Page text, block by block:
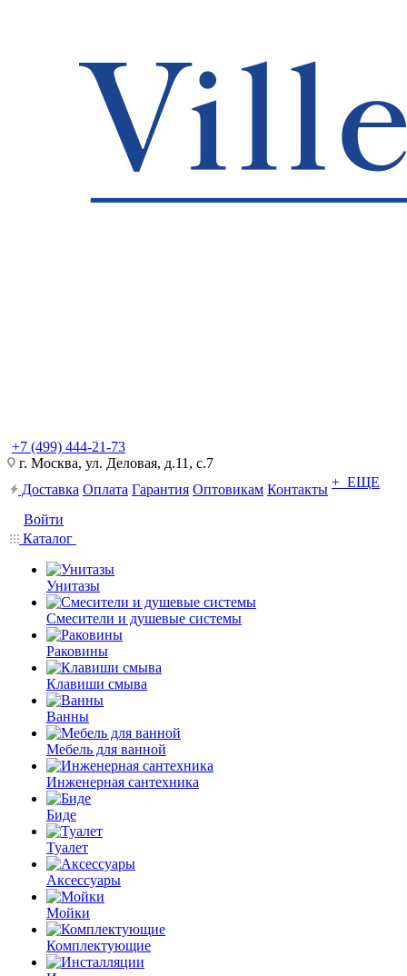
+7 (499) 444-21-73
г. Москва, ул. Деловая, д.11, с.7
Доставка Оплата Гарантия Оптовикам Контакты + ЕЩЕ
Войти
Каталог
Унитазы
Смесители и душевые системы
Раковины
Клавиши смыва
Ванны
Мебель для ванной
Инженерная сантехника
Биде
Туалет
Аксессуары
Мойки
Комплектующие